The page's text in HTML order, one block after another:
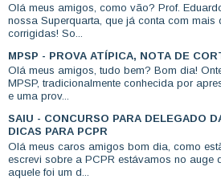
Olá meus amigos, como vão? Prof.
nossa Superquarta, que já conta com mais
corrigidas! So...
MPSP - PROVA ATÍPICA, NOTA DE
Olá meus amigos, tudo bem? Bom dia!
MPSP, tradicionalmente conhecida por
e uma prov...
SAIU - CONCURSO PARA DELEGADO
DICAS PARA PCPR
Olá meus caros amigos bom dia, como
escrevi sobre a PCPR estávamos no auge
aquele foi um d...